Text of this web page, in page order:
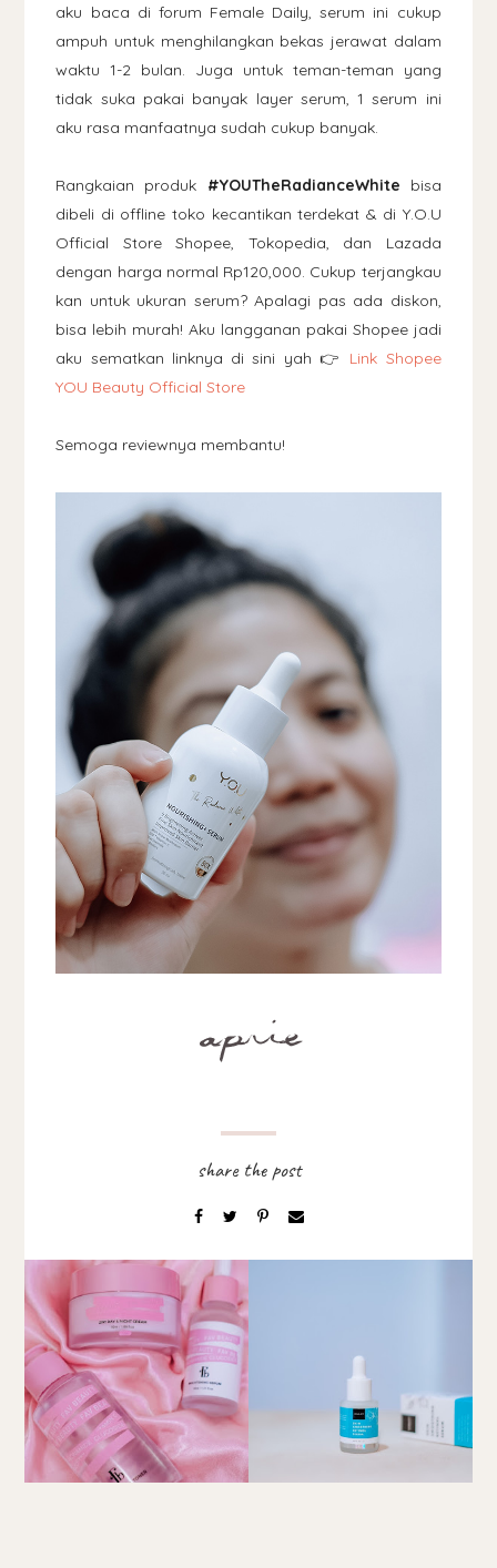
aku baca di forum Female Daily, serum ini cukup
ampuh untuk menghilangkan bekas jerawat dalam
waktu 1-2 bulan. Juga untuk teman-teman yang
tidak suka pakai banyak layer serum, 1 serum ini
aku rasa manfaatnya sudah cukup banyak.
Rangkaian produk #YOUTheRadianceWhite bisa
dibeli di offline toko kecantikan terdekat & di Y.O.U
Official Store Shopee, Tokopedia, dan Lazada
dengan harga normal Rp120,000. Cukup terjangkau
kan untuk ukuran serum? Apalagi pas ada diskon,
bisa lebih murah! Aku langganan pakai Shopee jadi
aku sematkan linknya di sini yah 👉 Link Shopee
YOU Beauty Official Store
Semoga reviewnya membantu!